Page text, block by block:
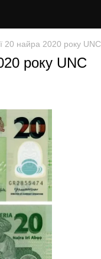
20 найра 2020 року UNC
року UNC